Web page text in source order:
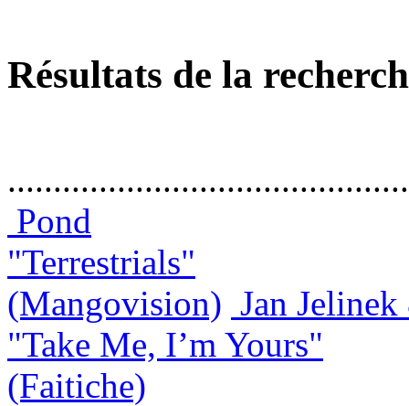
Résultats de la
Pond
"Terrestrials"
(Mangovision) Jan
"Take Me, I’m Yours"
(Faitiche)